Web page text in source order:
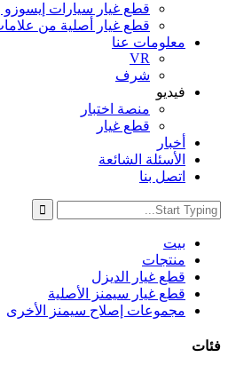
قطع غيار سيارات
قطع غيار أصلية من
معلومات عنا
VR
شرف
فيديو
منصة اختبار
قطع غيار
أخبار
الأسئلة الشائعة
اتصل بنا
بيت
منتجات
قطع غيار الديزل
قطع غيار سيمنز الأصلية
مجموعات إصلاح سيمنز الأخرى
فئات